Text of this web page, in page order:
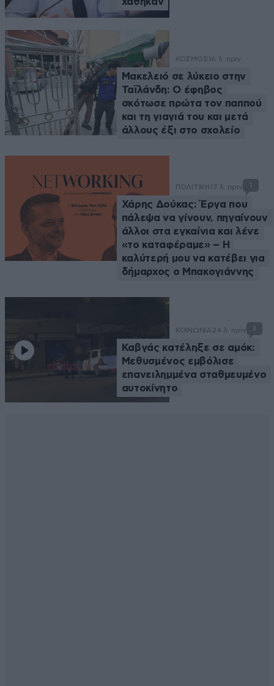
ΚΟΣΜΟΣ 16 λ. πριν
Μακελειό σε λύκειο στην
Ταϊλάνδη: Ο έφηβος
σκότωσε πρώτα τον παππού
και τη γιαγιά του και μετά
άλλους έξι στο σχολείο
ΠΟΛΙΤΙΚΗ 17 λ. πριν 1
Χάρης Δούκας: Έργα που
πάλεψα να γίνουν, πηγαίνουν
άλλοι στα εγκαίνια και λένε
«το καταφέραμε» – Η
καλύτερή μου να κατέβει για
δήμαρχος ο Μπακογιάννης
ΚΟΙΝΩΝΙΑ 24 λ. πριν 3
Καβγάς κατέληξε σε αμόκ:
Μεθυσμένος εμβόλισε
επανειλημμένα σταθμευμένο
αυτοκίνητο